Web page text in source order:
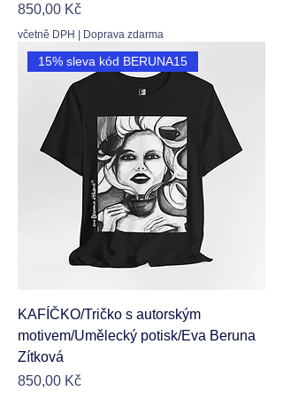
Cena
850,00 Kč
včetně DPH Doprava zdarma
15% sleva kód BERUNA15
KAFÍČKO/Tričko s autorským
motivem/Umělecký potisk/Eva Beruna
Zítková
Cena
850,00 Kč